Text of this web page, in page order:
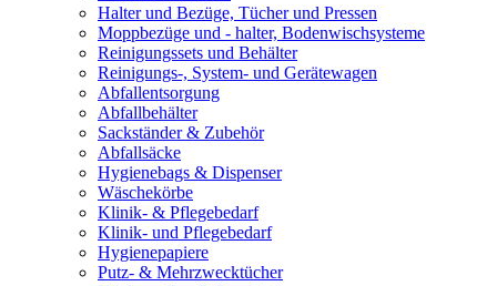
Halter und Bezüge, Tücher und Pressen
Moppbezüge und - halter, Bodenwischsysteme
Reinigungssets und Behälter
Reinigungs-, System- und Gerätewagen
Abfallentsorgung
Abfallbehälter
Sackständer & Zubehör
Abfallsäcke
Hygienebags & Dispenser
Wäschekörbe
Klinik- & Pflegebedarf
Klinik- und Pflegebedarf
Hygienepapiere
Putz- & Mehrzwecktücher